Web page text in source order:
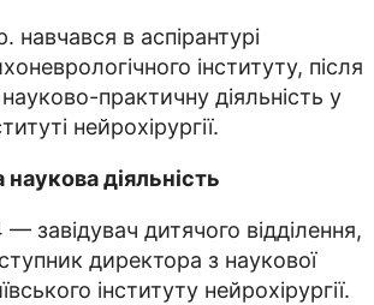
навчався в аспірантурі
інституту, після
практичну діяльність у
нейрохірургії.
діяльність
завідувач дитячого відділення,
директора з наукової
інституту нейрохірургії.